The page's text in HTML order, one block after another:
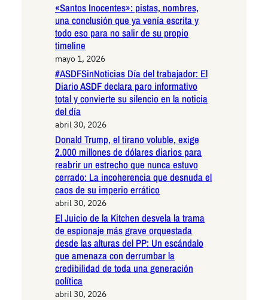
«Santos Inocentes»: pistas, nombres,
una conclusión que ya venía escrita y
todo eso para no salir de su propio
timeline
mayo 1, 2026
#ASDFSinNoticias Día del trabajador: El
Diario ASDF declara paro informativo
total y convierte su silencio en la noticia
del día
abril 30, 2026
Donald Trump, el tirano voluble, exige
2.000 millones de dólares diarios para
reabrir un estrecho que nunca estuvo
cerrado: La incoherencia que desnuda el
caos de su imperio errático
abril 30, 2026
El Juicio de la Kitchen desvela la trama
de espionaje más grave orquestada
desde las alturas del PP: Un escándalo
que amenaza con derrumbar la
credibilidad de toda una generación
política
abril 30, 2026